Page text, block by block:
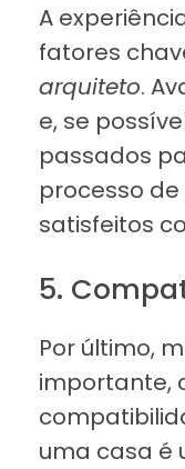
A
fatores
arquiteto.
e, se
passados
processo
satisfeitos
5.
Por último,
importante,
uma casa é